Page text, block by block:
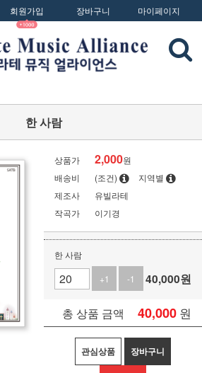
회원가입 장바구니 마이페이지
한 사람
상품가 2,000원
배송비
(조건)
지역별
제조사
유빌라테
작곡가
이기경
한 사람
+1
-1 40,000원
총 상품 금액 40,000 원
관심상품 장바구니